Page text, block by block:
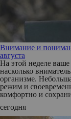
Внимание и
августа
На этой неделе ваше
насколько
организме.
режим и
комфортно и
сегодня